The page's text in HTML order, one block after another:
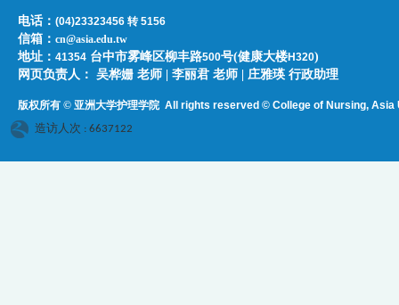
电话：(04)23323456 转 5156
信箱：cn@asia.edu.tw
地址：41354 台中市雾峰区柳丰路500号(健康大楼H320)
网页负责人：​​​ ​吴桦姗 老师 | 李丽君 老师 | 庄雅瑛 行政助理
版权所有 © 亚洲大学护理学院All rights reserved © College of Nursing, Asia
造访人次 : 6637122